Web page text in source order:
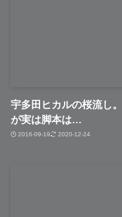
宇多田ヒカルの桜流し
が実は脚本は…
2016-09-19 2020-12-24